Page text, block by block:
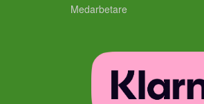
Medarbetare